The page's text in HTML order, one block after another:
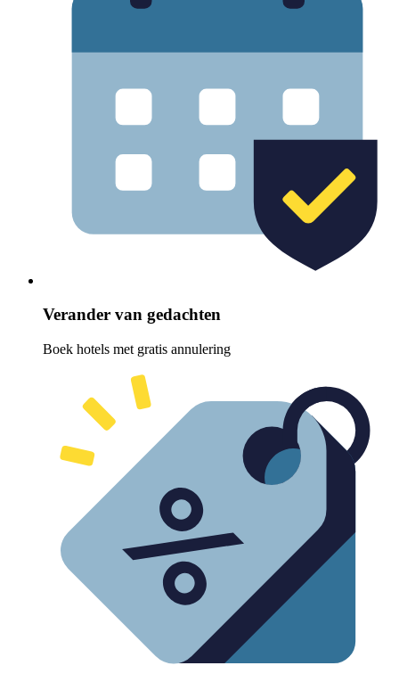
Verander van gedachten
Boek hotels met gratis annulering